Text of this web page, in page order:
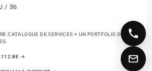
/ 36
CATALOGUE DE SERVICES + UN PORTFOLIO DE NOS
→